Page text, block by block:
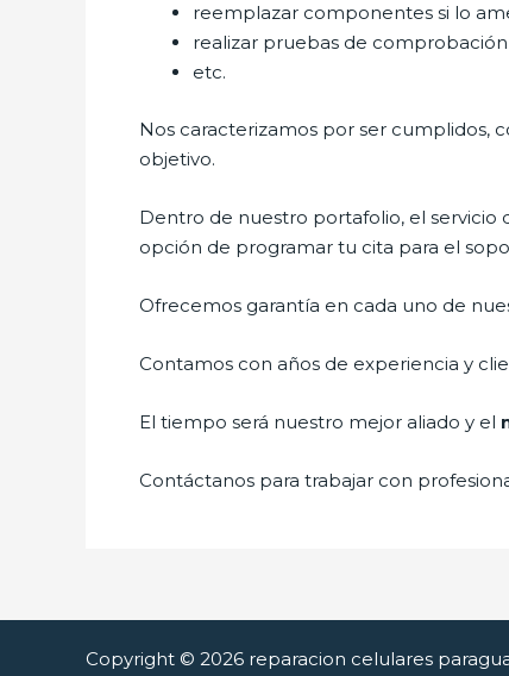
reemplazar componentes si lo
realizar pruebas de comprobación
etc.
Nos caracterizamos por ser cumplidos,
objetivo.
Dentro de nuestro portafolio, el servicio
opción de programar tu cita para el
Ofrecemos garantía en cada uno de
Contamos con años de experiencia y
El tiempo será nuestro mejor aliado y el
Contáctanos para trabajar con
Copyright © 2026 reparacion celulares